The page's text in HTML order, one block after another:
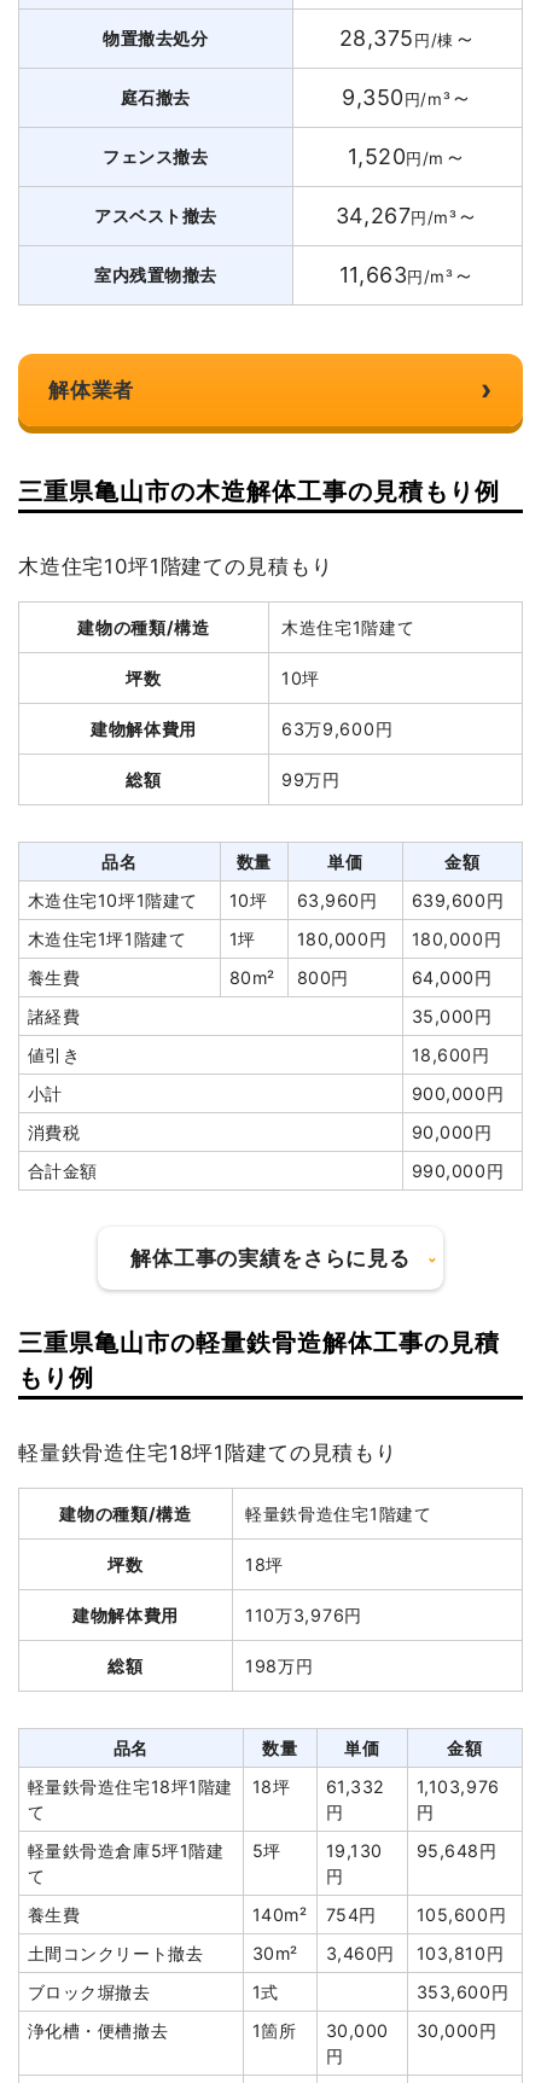
物置撤去処分 28,375円/棟 ～
庭石撤去 9,350円/m³～
フェンス撤去 1,520円/m ～
アスベスト撤去 34,267円/m³～
室内残置物撤去 11,663円/m³～
解体業者 ›
三重県亀山市の木造解体工事の見積もり例
木造住宅10坪1階建ての見積もり
建物の種類/構造 木造住宅1階建て
坪数 10坪
建物解体費用 63万9,600円
総額 99万円
品名 数量 単価
金額
木造住宅10坪1階建て
10坪 63,960円
639,600円
木造住宅1坪1階建て
1坪 180,000円
180,000円
養生費
80m² 800円
64,000円
諸経費
35,000円
値引き
18,600円
小計
900,000円
消費税
90,000円
合計金額
990,000円
解体工事の実績をさらに見る
建物の種類/構造
建物解体費用 172万5,600円
総額 400万円
木造住宅37坪1階建て
37坪 46,638円
1,725,600円
木造住宅28坪2階建て
28坪 28,726円
物置小屋撤去
14m² 8,354円
116,960円
浄化槽・便槽撤去
1式
40,000円
庭石撤去
12m³ 10,000円
120,000円
植木・植栽撤去
8,000円
ブロック塀撤去
139m² 3,300円
458,700円
土間コンクリート撤去
36m² 1,800円
64,800円
諸経費
140,000円
値引き
110,866円
三重県亀山市の軽量鉄骨造解体工事の見積
もり例
軽量鉄骨造住宅18坪1階建ての見積もり
建物の種類/構造 軽量鉄骨造住宅1階建て
坪数 18坪
建物解体費用 110万3,976円
総額 198万円
品名 数量 単価
金額
軽量鉄骨造住宅18坪1階建
て
18坪
61,332
円
1,103,976
円
軽量鉄骨造倉庫5坪1階建
て
5坪
19,130
円
95,648円
養生費 140m² 754円
105,600円
土間コンクリート撤去
30m² 3,460円
103,810円
ブロック塀撤去
1式
353,600円
浄化槽・便槽撤去
1箇所
30,000
円
30,000円